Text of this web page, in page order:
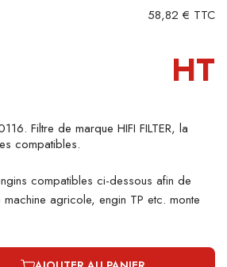
58,82 € TTC
HT
Filtre de marque HIFI FILTER, la
compatibles.
compatibles ci-dessous afin de
agricole, engin TP etc. monte